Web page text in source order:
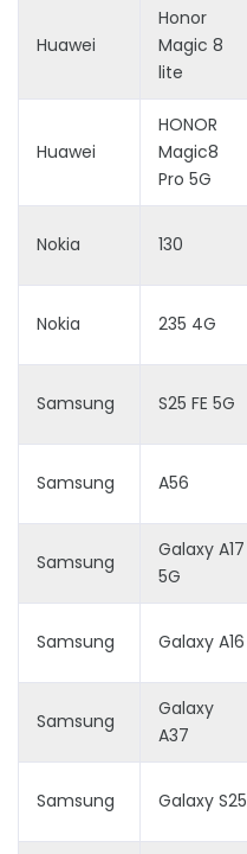
Huawei
Honor
Magic 8
lite
Huawei
HONOR
Magic8
Pro 5G
Nokia 130
Nokia 235 4G
Samsung S25 FE 5G
Samsung A56
Samsung
Galaxy A17
5G
Samsung Galaxy A16
Samsung
Galaxy
A37
Samsung Galaxy S25